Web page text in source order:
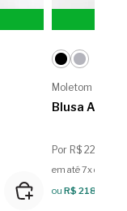
Moletom
Blusa
Por R$ 229,99
em até 7x de R$
ou R$ 218,49